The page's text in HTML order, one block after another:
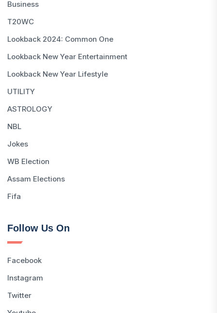
Business
T20WC
Lookback 2024: Common One
Lookback New Year Entertainment
Lookback New Year Lifestyle
UTILITY
ASTROLOGY
NBL
Jokes
WB Election
Assam Elections
Fifa
Follow Us On
Facebook
Instagram
Twitter